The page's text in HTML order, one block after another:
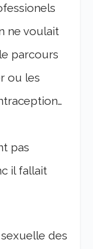
ne voulait
parcours
ou les
pas
il fallait
des